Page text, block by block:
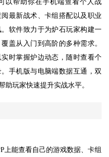
以帮助你在手机端查看个人战
最新战术、卡组搭配以及职业
软件致力于为炉石玩家构建一
盖从入门到高阶的多种需求。
时掌握炉边动态，随时查看个
手机版与电脑端数据互通，双
助玩家快速提升实战水平。
上能查看自己的游戏数据、卡组